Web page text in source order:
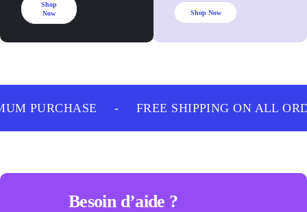
Shop
Now
Shop Now
PURCHASE - FREE SHIPPING ON ALL
Besoin d’aide ?